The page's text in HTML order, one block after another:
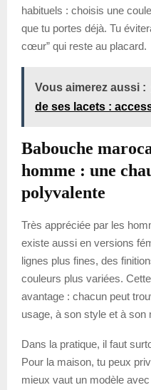
habituels : choisis une
que tu portes déjà. Tu
cœur” qui reste au placard.
Vous aimerez aussi :
de ses lacets :
Babouche
homme : une
polyvalente
Très appréciée par les
existe aussi en versions
lignes plus fines, des
couleurs plus variées.
avantage : chacun peut
usage, à son style et à son
Dans la pratique, il faut
Pour la maison, tu peux
mieux vaut un modèle